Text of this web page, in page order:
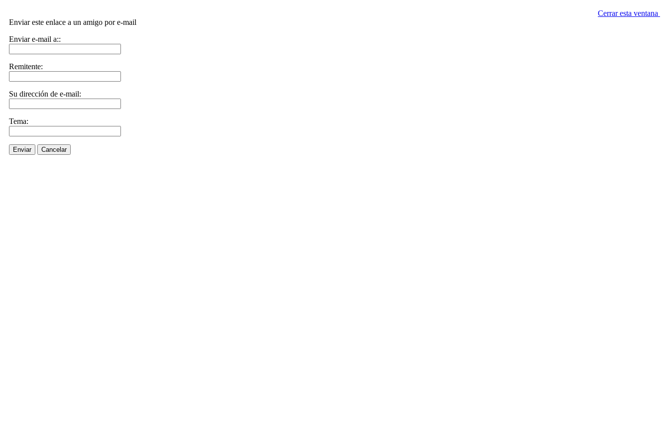
Cerrar esta ventana
Enviar este enlace a un amigo por e-mail
Enviar e-mail a::
Remitente:
Su dirección de e-mail:
Tema:
Enviar Cancelar